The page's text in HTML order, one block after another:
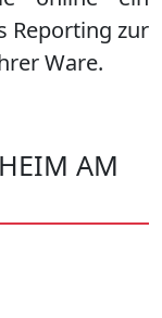
Reporting zur
Ware.
AM